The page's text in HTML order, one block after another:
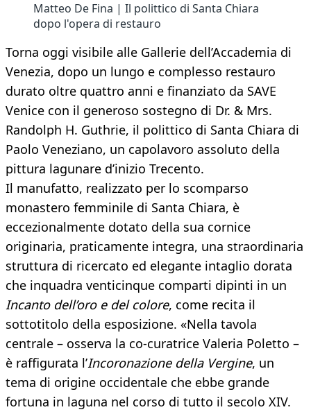
Matteo De Fina | Il polittico di Santa Chiara
dopo l'opera di restauro
Torna oggi visibile alle Gallerie dell’Accademia di
Venezia, dopo un lungo e complesso restauro
durato oltre quattro anni e finanziato da SAVE
Venice con il generoso sostegno di Dr. & Mrs.
Randolph H. Guthrie, il polittico di Santa Chiara di
Paolo Veneziano, un capolavoro assoluto della
pittura lagunare d’inizio Trecento.
Il manufatto, realizzato per lo scomparso
monastero femminile di Santa Chiara, è
eccezionalmente dotato della sua cornice
originaria, praticamente integra, una straordinaria
struttura di ricercato ed elegante intaglio dorata
che inquadra venticinque comparti dipinti in un
Incanto dell’oro e del colore, come recita il
sottotitolo della esposizione. «Nella tavola
centrale – osserva la co-curatrice Valeria Poletto –
è raffigurata l’Incoronazione della Vergine, un
tema di origine occidentale che ebbe grande
fortuna in laguna nel corso di tutto il secolo XIV.